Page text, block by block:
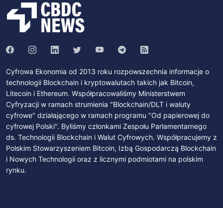
Cyfrowa Ekonomia od 2013 roku rozpowszechnia informacje o
technologii Blockchain i kryptowalutach takich jak Bitcoin,
Litecoin i Ethereum. Współpracowaliśmy Ministerstwem
Cyfryzacji w ramach strumienia "Blockchain/DLT i waluty
cyfrowe" działającego w ramach programu "Od papierowej do
cyfrowej Polski". Byliśmy członkami Zespołu Parlamentarnego
ds. Technologii Blockchain i Walut Cyfrowych. Współpracujemy z
Polskim Stowarzyszeniem Bitcoin, Izbą Gospodarczą Blockchain
i Nowych Technologii oraz z licznymi podmiotami na polskim
rynku.